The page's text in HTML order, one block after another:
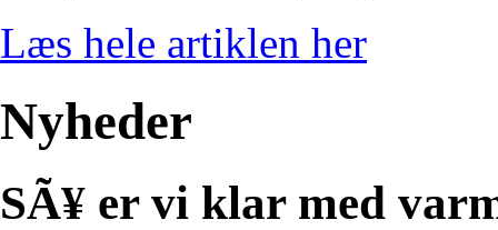
Læs hele artiklen her
Nyheder
SÃ¥ er vi klar med